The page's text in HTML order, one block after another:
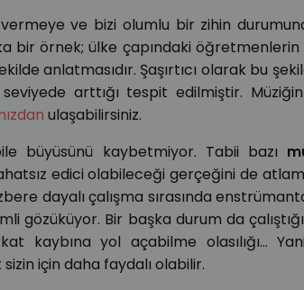
ve bizi olumlu bir zihin
bir örnek; ülke çapındaki öğretmenlerin
anlatmasıdır. Şaşırtıcı olarak bu
arttığı tespit edilmiştir.
ulaşabilirsiniz.
büyüsünü kaybetmiyor. Tabii bazı
edici olabileceği gerçeğini de
dayalı çalışma sırasında
gözüküyor. Bir başka durum da
kaybına yol açabilme olasılığı…
için daha faydalı olabilir.